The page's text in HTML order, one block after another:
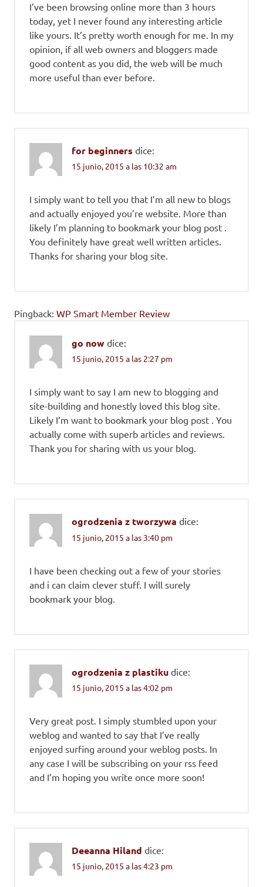
I’ve been browsing online more than 3 hours
today, yet I never found any interesting article
like yours. It’s pretty worth enough for me. In my
opinion, if all web owners and bloggers made
good content as you did, the web will be much
more useful than ever before.
for beginners dice:
15 junio, 2015 a las 10:32 am
I simply want to tell you that I’m all new to blogs
and actually enjoyed you’re website. More than
likely I’m planning to bookmark your blog post .
You definitely have great well written articles.
Thanks for sharing your blog site.
Pingback: WP Smart Member Review
go now dice:
15 junio, 2015 a las 2:27 pm
I simply want to say I am new to blogging and
site-building and honestly loved this blog site.
Likely I’m want to bookmark your blog post . You
actually come with superb articles and reviews.
Thank you for sharing with us your blog.
ogrodzenia z tworzywa dice:
15 junio, 2015 a las 3:40 pm
I have been checking out a few of your stories
and i can claim clever stuff. I will surely
bookmark your blog.
ogrodzenia z plastiku dice:
15 junio, 2015 a las 4:02 pm
Very great post. I simply stumbled upon your
weblog and wanted to say that I’ve really
enjoyed surfing around your weblog posts. In
any case I will be subscribing on your rss feed
and I’m hoping you write once more soon!
Deeanna Hiland dice:
15 junio, 2015 a las 4:23 pm